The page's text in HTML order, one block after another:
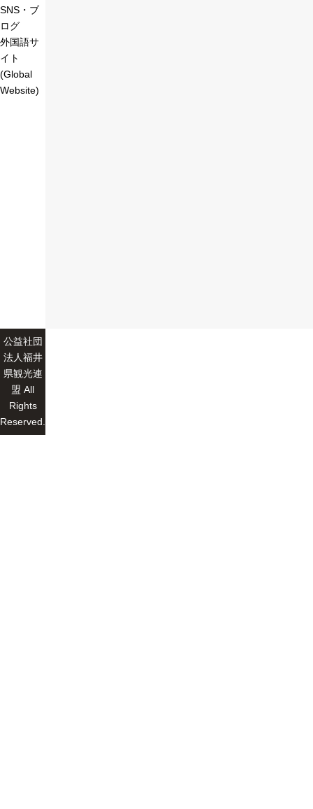
SNS・ブ
ログ
外国語サ
イト
(Global
Website)
公益社団
法人福井
県観光連
盟 All
Rights
Reserved.